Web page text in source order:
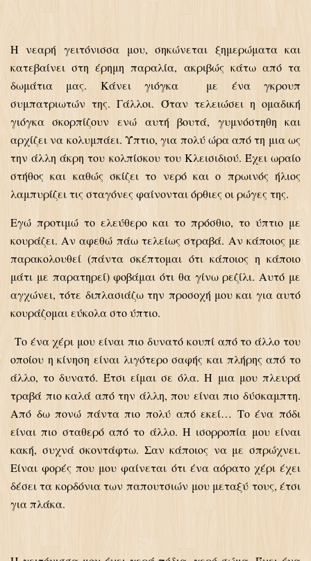
Η νεαρή γειτόνισσα μου, σηκώνεται ξημερώματα και
κατεβαίνει στη έρημη παραλία, ακριβώς κάτω από τα
δωμάτια μας. Κάνει γιόγκα με ένα γκρουπ
συμπατριωτών της. Γάλλοι. Όταν τελειώσει η ομαδική
γιόγκα σκορπίζουν ενώ αυτή βουτά, γυμνόστηθη και
αρχίζει να κολυμπάει. Ύπτιο, για πολύ ώρα από τη μια ως
την άλλη άκρη του κολπίσκου του Κλεισιδιού. Έχει ωραίο
στήθος και καθώς σκίζει το νερό και ο πρωινός ήλιος
λαμπυρίζει τις σταγόνες φαίνονται όρθιες οι ρώγες της.
Εγώ προτιμώ το ελεύθερο και το πρόσθιο, το ύπτιο με
κουράζει. Αν αφεθώ πάω τελείως στραβά. Αν κάποιος με
παρακολουθεί (πάντα σκέπτομαι ότι κάποιος η κάποιο
μάτι με παρατηρεί) φοβάμαι ότι θα γίνω ρεζίλι. Αυτό με
αγχώνει, τότε διπλασιάζω την προσοχή μου και για αυτό
κουράζομαι εύκολα στο ύπτιο.
Το ένα χέρι μου είναι πιο δυνατό κουπί από το άλλο του
οποίου η κίνηση είναι λιγότερο σαφής και πλήρης από το
άλλο, το δυνατό. Έτσι είμαι σε όλα. Η μια μου πλευρά
τραβά πιο καλά από την άλλη, που είναι πιο δύσκαμπτη.
Από δω πονώ πάντα πιο πολύ από εκεί… Το ένα πόδι
είναι πιο σταθερό από το άλλο. Η ισορροπία μου είναι
κακή, συχνά σκοντάφτω. Σαν κάποιος να με σπρώχνει.
Είναι φoρές που μου φαίνεται ότι ένα αόρατο χέρι έχει
δέσει τα κορδόνια των παπουτσιών μου μεταξύ τους, έτσι
για πλάκα.